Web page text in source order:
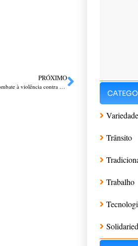
PRÓXIMO
Operação Shamar é deflagrada em Passo Fundo no combate à violência contra a mulher
Trânsito
Trabalho